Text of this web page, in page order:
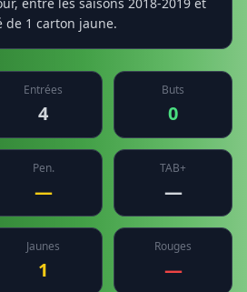
de 1 carton jaune.
Entrées
4
Buts
0
Pen.
—
TAB+
—
Jaunes
1
Rouges
—